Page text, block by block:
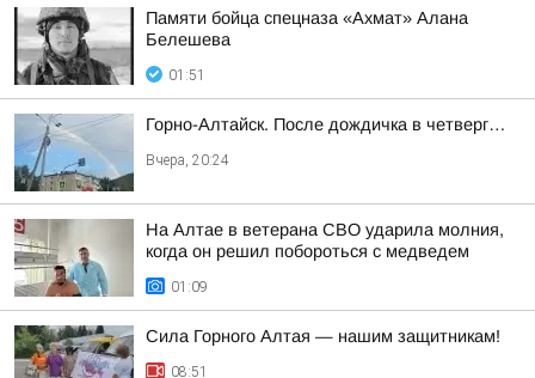
Памяти бойца спецназа «Ахмат» Алана
Белешева
01:51
Горно-Алтайск. После дождичка в четверг…
Вчера, 20:24
На Алтае в ветерана СВО ударила молния,
когда он решил побороться с медведем
01:09
Сила Горного Алтая — нашим защитникам!
08:51